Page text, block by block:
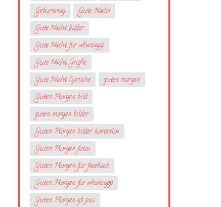
Geburtstag
Gute Nacht
Gute Nacht bilder
Gute Nacht für whatsapp
Gute Nacht Grüße
Gute Nacht Sprüche
guten morgen
Guten Morgen bild
guten morgen bilder
Guten Morgen bilder kostenlos
Guten Morgen fotos
Guten Morgen für facebook
Guten Morgen für whatsapp
Guten Morgen gb pics